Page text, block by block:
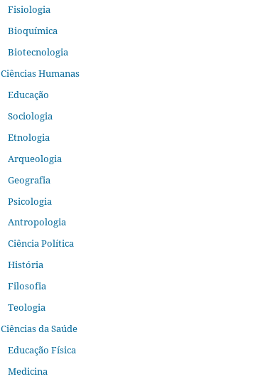
Fisiologia
Bioquímica
Biotecnologia
Ciências Humanas
Educação
Sociologia
Etnologia
Arqueologia
Geografia
Psicologia
Antropologia
Ciência Política
História
Filosofia
Teologia
Ciências da Saúde
Educação Física
Medicina